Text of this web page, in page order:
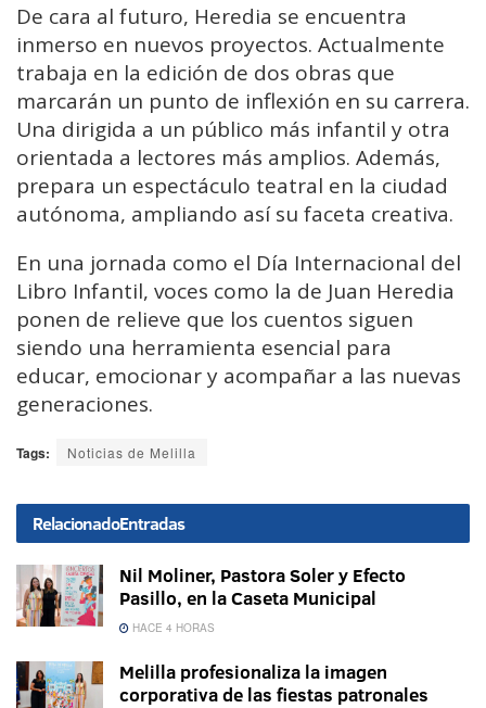
De cara al futuro, Heredia se encuentra
inmerso en nuevos proyectos. Actualmente
trabaja en la edición de dos obras que
marcarán un punto de inflexión en su carrera.
Una dirigida a un público más infantil y otra
orientada a lectores más amplios. Además,
prepara un espectáculo teatral en la ciudad
autónoma, ampliando así su faceta creativa.
En una jornada como el Día Internacional del
Libro Infantil, voces como la de Juan Heredia
ponen de relieve que los cuentos siguen
siendo una herramienta esencial para
educar, emocionar y acompañar a las nuevas
generaciones.
Tags: Noticias de Melilla
RelacionadoEntradas
Nil Moliner, Pastora Soler y Efecto
Pasillo, en la Caseta Municipal
HACE 4 HORAS
Melilla profesionaliza la imagen
corporativa de las fiestas patronales